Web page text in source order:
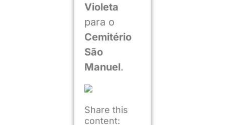
Violeta
para o
Cemitério
São
Manuel.
Share this
content: